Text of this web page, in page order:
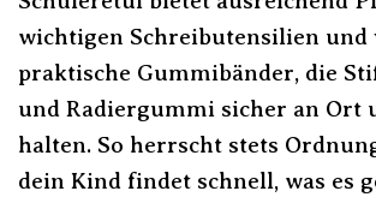
wichtigen Schreibutensilien
praktische Gummibänder, die
und Radiergummi sicher an Ort
halten. So herrscht stets
dein Kind findet schnell, was es